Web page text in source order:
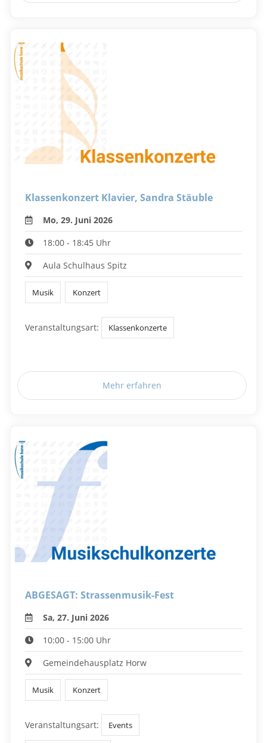
Klassenkonzert Klavier, Sandra Stäuble
Mo, 29. Juni 2026
18:00 - 18:45 Uhr
Aula Schulhaus Spitz
Musik Konzert
Veranstaltungsart: Klassenkonzerte
Mehr erfahren
ABGESAGT: Strassenmusik-Fest
Sa, 27. Juni 2026
10:00 - 15:00 Uhr
Gemeindehausplatz Horw
Musik Konzert
Veranstaltungsart: Events